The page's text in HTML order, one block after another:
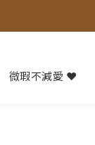
微瑕不減愛 ❤️